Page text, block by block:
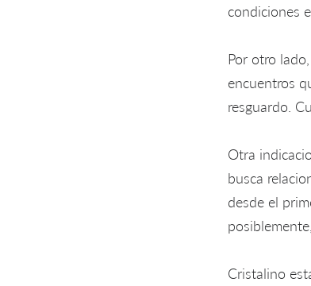
condiciones
Por otro
encuentros
resguardo.
Otra
busca
desde el
Cristalino